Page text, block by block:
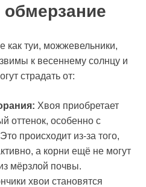
как туи, можжевельники,
к весеннему солнцу и
страдать от:
Хвоя приобретает
оттенок, особенно с
происходит из-за того,
а корни ещё не могут
мёрзлой почвы.
хвои становятся